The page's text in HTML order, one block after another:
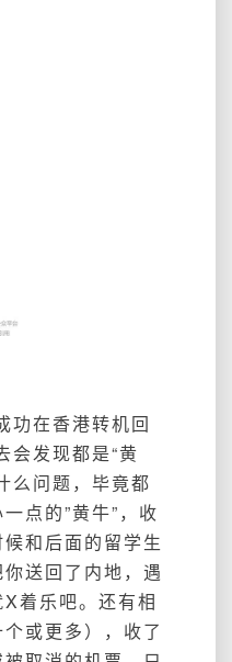
功在香港转机回
会发现都是“黄
么问题，毕竟都
点的”黄牛”，收
和后面的留学生
送回了内地，遇
着乐吧。还有相
或更多），收了